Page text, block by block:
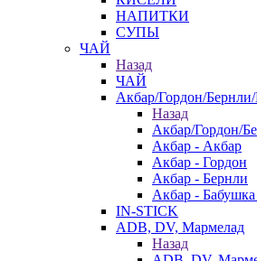
НАПИТКИ
СУПЫ
ЧАЙ
Назад
ЧАЙ
Акбар/Гордон/
Назад
Акбар/Гордон/
Акбар - Акбар
Акбар - Гордон
Акбар - Бернли
Акбар - Бабушка
IN-STICK
ADB, DV, Мармелад
Назад